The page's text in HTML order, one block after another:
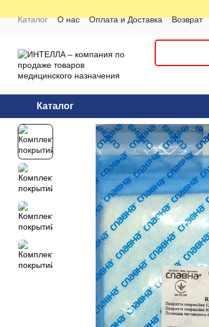
Каталог
О нас Оплата и Доставка Возврат
Каталог